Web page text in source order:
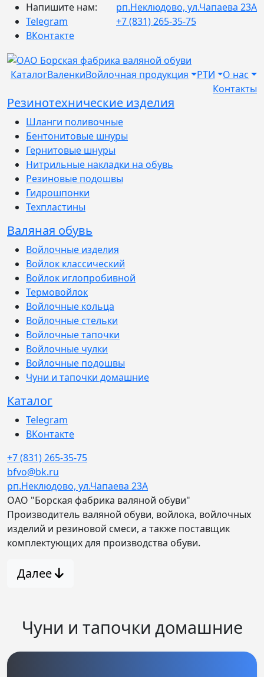
Напишите нам:
Telegram
ВКонтакте
рп.Неклюдово, ул.Чапаева 23А
+7 (831) 265-35-75
КаталогВаленкиВойлочная продукция РТИ
О нас
Контакты
Резинотехнические изделия
Шланги поливочные
Бентонитовые шнуры
Гернитовые шнуры
Нитрильные накладки на обувь
Резиновые подошвы
Гидрошпонки
Техпластины
Валяная обувь
Войлочные изделия
Войлок классический
Войлок иглопробивной
Термовойлок
Войлочные кольца
Войлочные стельки
Войлочные тапочки
Войлочные чулки
Войлочные подошвы
Чуни и тапочки домашние
Каталог
Telegram
ВКонтакте
+7 (831) 265-35-75
bfvo@bk.ru
рп.Неклюдово, ул.Чапаева 23А
ОАО "Борская фабрика валяной обуви"
Производитель валяной обуви, войлока, войлочных
изделий и резиновой смеси, а также поставщик
комплектующих для производства обуви.
Далее
Чуни и тапочки домашние